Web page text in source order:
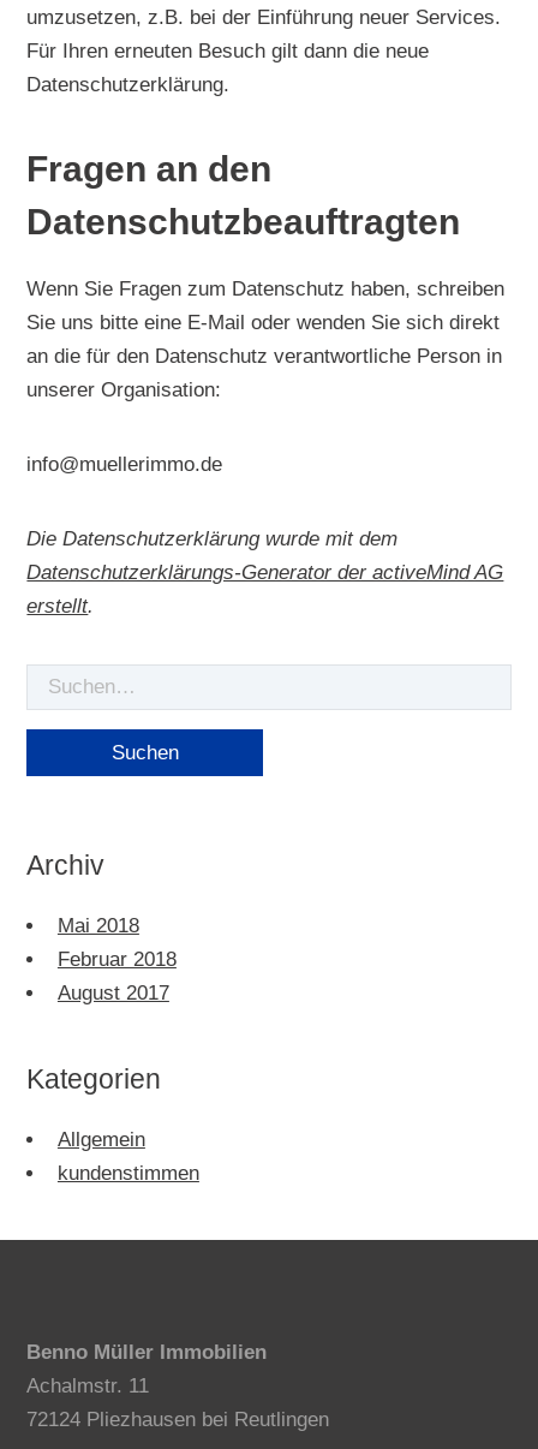
umzusetzen, z.B. bei der Einführung neuer Services.
Für Ihren erneuten Besuch gilt dann die neue
Datenschutzerklärung.
Fragen an den
Datenschutzbeauftragten
Wenn Sie Fragen zum Datenschutz haben, schreiben
Sie uns bitte eine E-Mail oder wenden Sie sich direkt
an die für den Datenschutz verantwortliche Person in
unserer Organisation:
info@muellerimmo.de
Die Datenschutzerklärung wurde mit dem
Datenschutzerklärungs-Generator der activeMind AG
erstellt.
Suche
nach
Archiv
Mai 2018
Februar 2018
August 2017
Kategorien
Allgemein
kundenstimmen
Benno Müller Immobilien
Achalmstr. 11
72124 Pliezhausen bei Reutlingen